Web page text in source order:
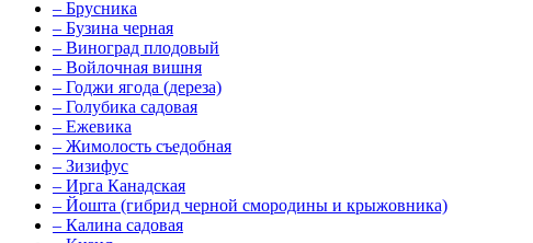
– Брусника
– Бузина черная
– Виноград плодовый
– Войлочная вишня
– Годжи ягода (дереза)
– Голубика садовая
– Ежевика
– Жимолость съедобная
– Зизифус
– Ирга Канадская
– Йошта (гибрид черной смородины и крыжовника)
– Калина садовая